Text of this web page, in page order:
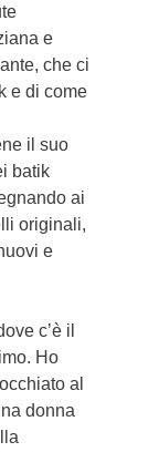
e
che ci
e di come
il suo
batik
ai
originali,
e
c’è il
Ho
al
donna